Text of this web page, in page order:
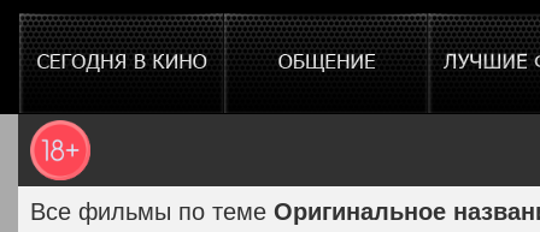
Все фильмы по теме Оригинальное